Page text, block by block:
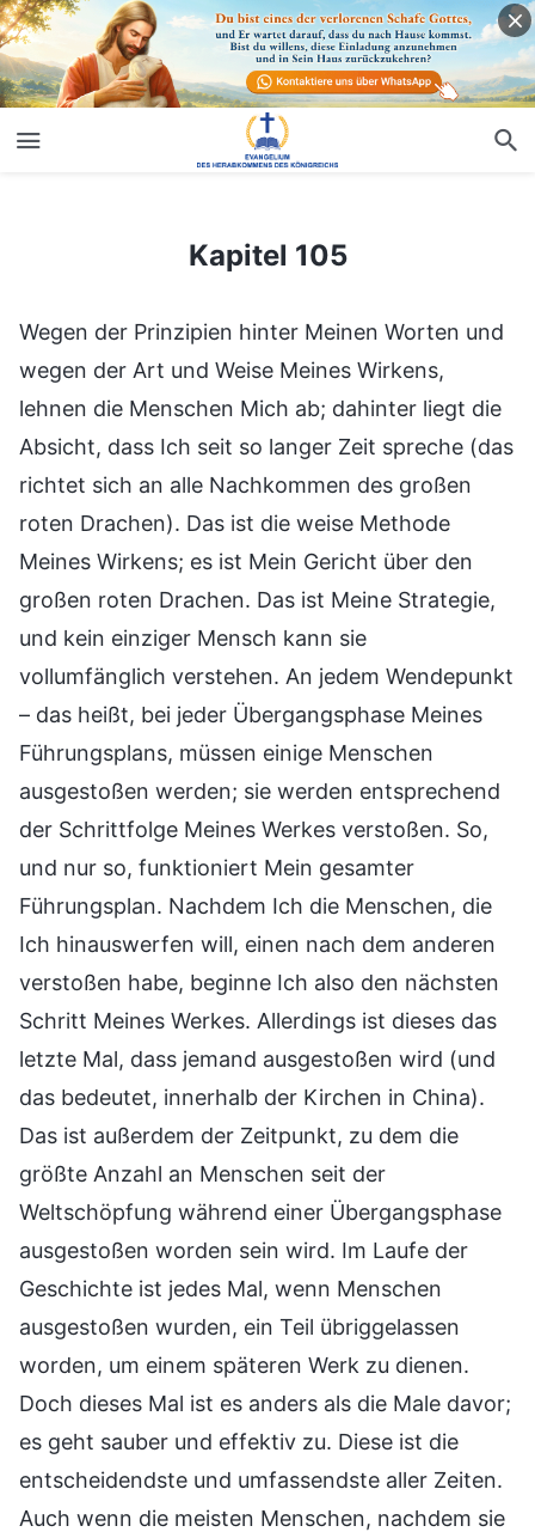
Kapitel 105
Wegen der Prinzipien hinter Meinen Worten und
wegen der Art und Weise Meines Wirkens,
lehnen die Menschen Mich ab; dahinter liegt die
Absicht, dass Ich seit so langer Zeit spreche (das
richtet sich an alle Nachkommen des großen
roten Drachen). Das ist die weise Methode
Meines Wirkens; es ist Mein Gericht über den
großen roten Drachen. Das ist Meine Strategie,
und kein einziger Mensch kann sie
vollumfänglich verstehen. An jedem Wendepunkt
– das heißt, bei jeder Übergangsphase Meines
Führungsplans, müssen einige Menschen
ausgestoßen werden; sie werden entsprechend
der Schrittfolge Meines Werkes verstoßen. So,
und nur so, funktioniert Mein gesamter
Führungsplan. Nachdem Ich die Menschen, die
Ich hinauswerfen will, einen nach dem anderen
verstoßen habe, beginne Ich also den nächsten
Schritt Meines Werkes. Allerdings ist dieses das
letzte Mal, dass jemand ausgestoßen wird (und
das bedeutet, innerhalb der Kirchen in China).
Das ist außerdem der Zeitpunkt, zu dem die
größte Anzahl an Menschen seit der
Weltschöpfung während einer Übergangsphase
ausgestoßen worden sein wird. Im Laufe der
Geschichte ist jedes Mal, wenn Menschen
ausgestoßen wurden, ein Teil übriggelassen
worden, um einem späteren Werk zu dienen.
Doch dieses Mal ist es anders als die Male davor;
es geht sauber und effektiv zu. Diese ist die
entscheidendste und umfassendste aller Zeiten.
Auch wenn die meisten Menschen, nachdem sie